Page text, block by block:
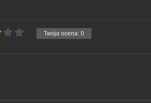
Twoja ocena: 0